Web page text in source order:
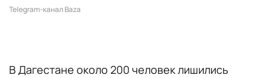
Telegram-канал Baza
В Дагестане около 200 человек лишились